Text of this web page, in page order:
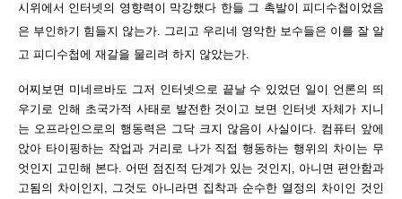
시위에서 인터넷의 영향력이 막강했다 한들 그 촉발이 피디수첩이었음
은 부인하기 힘들지 않는가. 그리고 우리네 영악한 보수들은 이를 잘 알
고 피디수첩에 재갈을 물리려 하지 않았는가.
어찌보면 미네르바도 그저 인터넷으로 끝날 수 있었던 일이 언론의 띄
우기로 인해 초국가적 사태로 발전한 것이고 보면 인터넷 자체가 지니
는 오프라인으로의 행동력은 그닥 크지 않음이 사실이다. 컴퓨터 앞에
앉아 타이핑하는 작업과 거리로 나가 직접 행동하는 행위의 차이는 무
엇인지 고민해 본다. 어떤 점진적 단계가 있는 것인지, 아니면 편안함과
고됨의 차이인지, 그것도 아니라면 집착과 순수한 열정의 차이인 것인